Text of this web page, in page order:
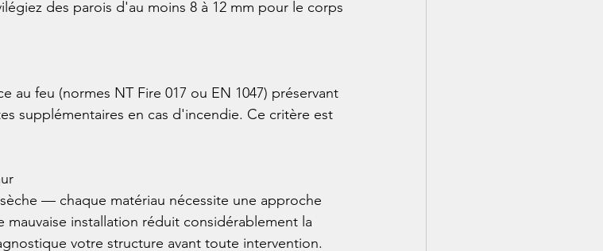
des parois d'au moins 8 à 12 mm pour le corps
au feu (normes NT Fire 017 ou EN 1047) préservant
supplémentaires en cas d'incendie. Ce critère est
— chaque matériau nécessite une approche
installation réduit considérablement la
votre structure avant toute intervention.